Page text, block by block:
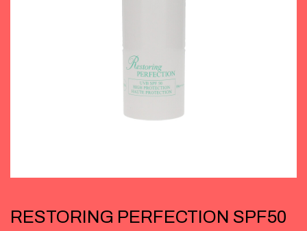
RESTORING PERFECTION SPF50